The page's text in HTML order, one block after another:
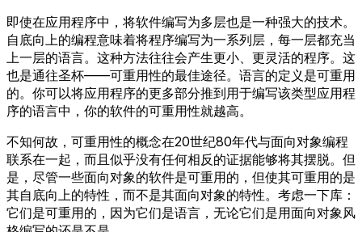
即使在应用程序中，将软件编写为多层也是一种强大的技术。
自底向上的编程意味着将程序编写为一系列层，每一层都充当
上一层的语言。这种方法往往会产生更小、更灵活的程序。这
也是通往圣杯——可重用性的最佳途径。语言的定义是可重用
的。你可以将应用程序的更多部分推到用于编写该类型应用程
序的语言中，你的软件的可重用性就越高。
不知何故，可重用性的概念在20世纪80年代与面向对象编程
联系在一起，而且似乎没有任何相反的证据能够将其摆脱。但
是，尽管一些面向对象的软件是可重用的，但使其可重用的是
其自底向上的特性，而不是其面向对象的特性。考虑一下库：
它们是可重用的，因为它们是语言，无论它们是用面向对象风